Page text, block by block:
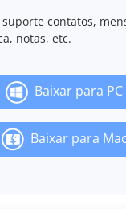
contatos,
notas, etc.
Baixar para PC
Baixar para Mac